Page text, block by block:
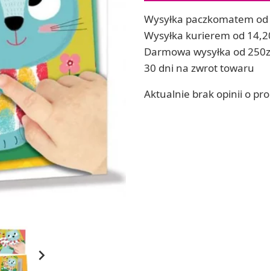
ręcznych
Soda, kwasek, formy do kul do kąpieli
Dodatki: barwniki i zapachy
RZEŹBA, GLINY I ODLEWY
Lepienie i rzeźbienie
Odlewy dekoracyjne
Tworzenie z gliny polimerowej
Modelowanie dla dzieci

Wysyłka paczkomatem od
Wysyłka kurierem od
Darmowa wysyłka od
30 dni na zwrot towaru
Aktualnie brak opinii o